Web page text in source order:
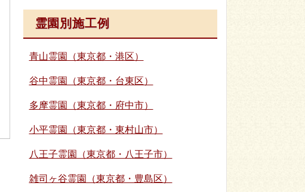
霊園別施工例
青山霊園（東京都・港区）
谷中霊園（東京都・台東区）
多摩霊園（東京都・府中市）
小平霊園（東京都・東村山市）
八王子霊園（東京都・八王子市）
雑司ヶ谷霊園（東京都・豊島区）